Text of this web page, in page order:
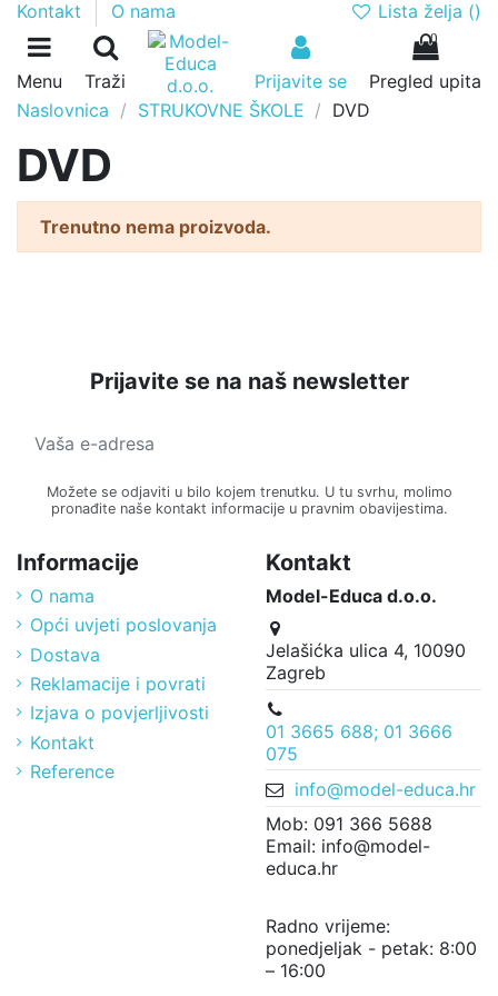
Kontakt O nama Lista želja ()
Menu Traži Prijavite se
0
Pregled upita
Naslovnica
STRUKOVNE ŠKOLE DVD
DVD
Trenutno nema proizvoda.
Prijavite se na naš newsletter
Možete se odjaviti u bilo kojem trenutku. U tu svrhu, molimo
pronađite naše kontakt informacije u pravnim obavijestima.
Informacije
O nama
Opći uvjeti poslovanja
Dostava
Reklamacije i povrati
Izjava o povjerljivosti
Kontakt
Reference
Kontakt
Model-Educa d.o.o.
Jelašićka ulica 4, 10090
Zagreb
01 3665 688; 01 3666
075
info@model-educa.hr
Mob: 091 366 5688
Email: info@model-
educa.hr
Radno vrijeme:
ponedjeljak - petak: 8:00
– 16:00